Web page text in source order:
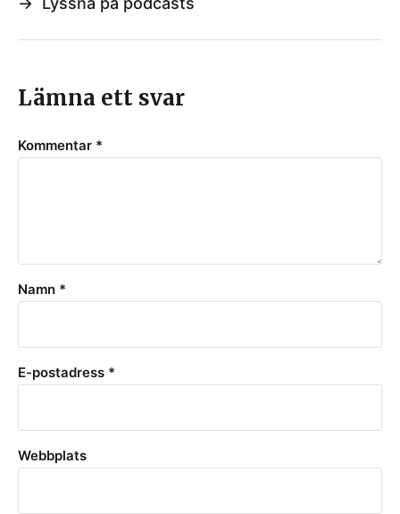
Lämna ett svar
Kommentar *
Namn *
E-postadress *
Webbplats